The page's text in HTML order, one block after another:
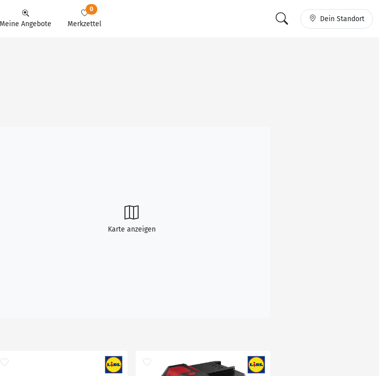
Meine Angebote Merkzettel
0
Dein Standort
Karte anzeigen